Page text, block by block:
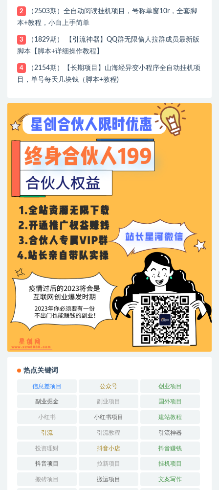
2
（2503期）全自动阅读挂机项目，号称单窗10r，全套脚
本+教程，小白上手简单
3
（1829期） 【引流神器】QQ群无限偷人拉群成员最新版
脚本【脚本+详细操作教程】
4
（2154期）【长期项目】山海经异变小程序全自动挂机项
目，单号每天几块钱（脚本+教程)
热点关键词
信息差项目 公众号 创业项目
副业掘金 副业项目 国外项目
小红书 小红书项目 建站教程
引流 引流教程 引流神器
投资理财 抖音小店 抖音赚钱
抖音项目 拉新项目 挂机项目
搬砖项目 搬运项目 文案写作